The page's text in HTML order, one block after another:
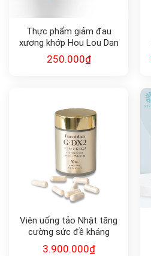
Thực phẩm giảm đau
xương khớp Hou Lou Dan
250.000₫
Viên uống tảo Nhật tăng
cường sức đề kháng
FUCOIDAN G•DX2
3.900.000₫